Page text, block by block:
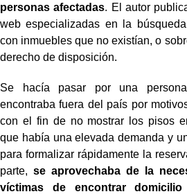
personas afectadas. El autor
web especializadas en la
con inmuebles que no existían, o
derecho de disposición.
Se hacía pasar por una
encontraba fuera del país por
con el fin de no mostrar los pisos
que había una elevada demanda y
para formalizar rápidamente la
parte, se aprovechaba de la
víctimas de encontrar domicilio